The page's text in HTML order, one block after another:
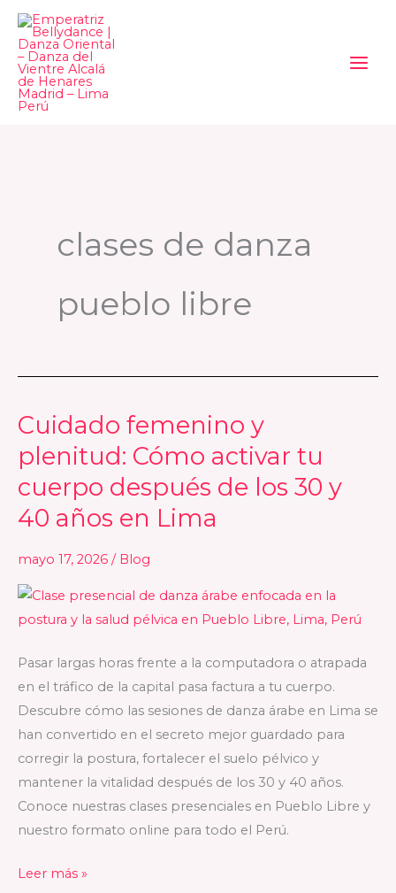
contenido
clases de danza
pueblo libre
Cuidado femenino y
plenitud: Cómo activar tu
cuerpo después de los 30 y
40 años en Lima
mayo 17, 2026 / Blog
Pasar largas horas frente a la computadora o atrapada
en el tráfico de la capital pasa factura a tu cuerpo.
Descubre cómo las sesiones de danza árabe en Lima se
han convertido en el secreto mejor guardado para
corregir la postura, fortalecer el suelo pélvico y
mantener la vitalidad después de los 30 y 40 años.
Conoce nuestras clases presenciales en Pueblo Libre y
nuestro formato online para todo el Perú.
Cuidado
femenino
y
plenitud:
Cómo
tu
cuerpo
los
30
y
40
años
en
Lima
Leer más »